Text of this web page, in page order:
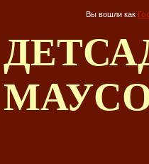
Вы вошли как